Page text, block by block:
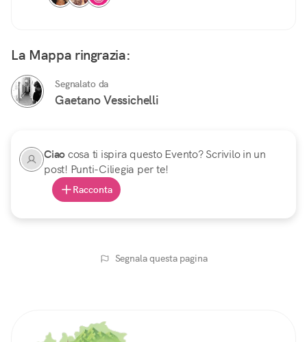
La Mappa ringrazia:
Segnalato da
Gaetano Vessichelli
Ciaocosa ti ispira questo Evento? Scrivilo in un
post! Punti-Ciliegia per te!
Racconta
Segnala questa pagina